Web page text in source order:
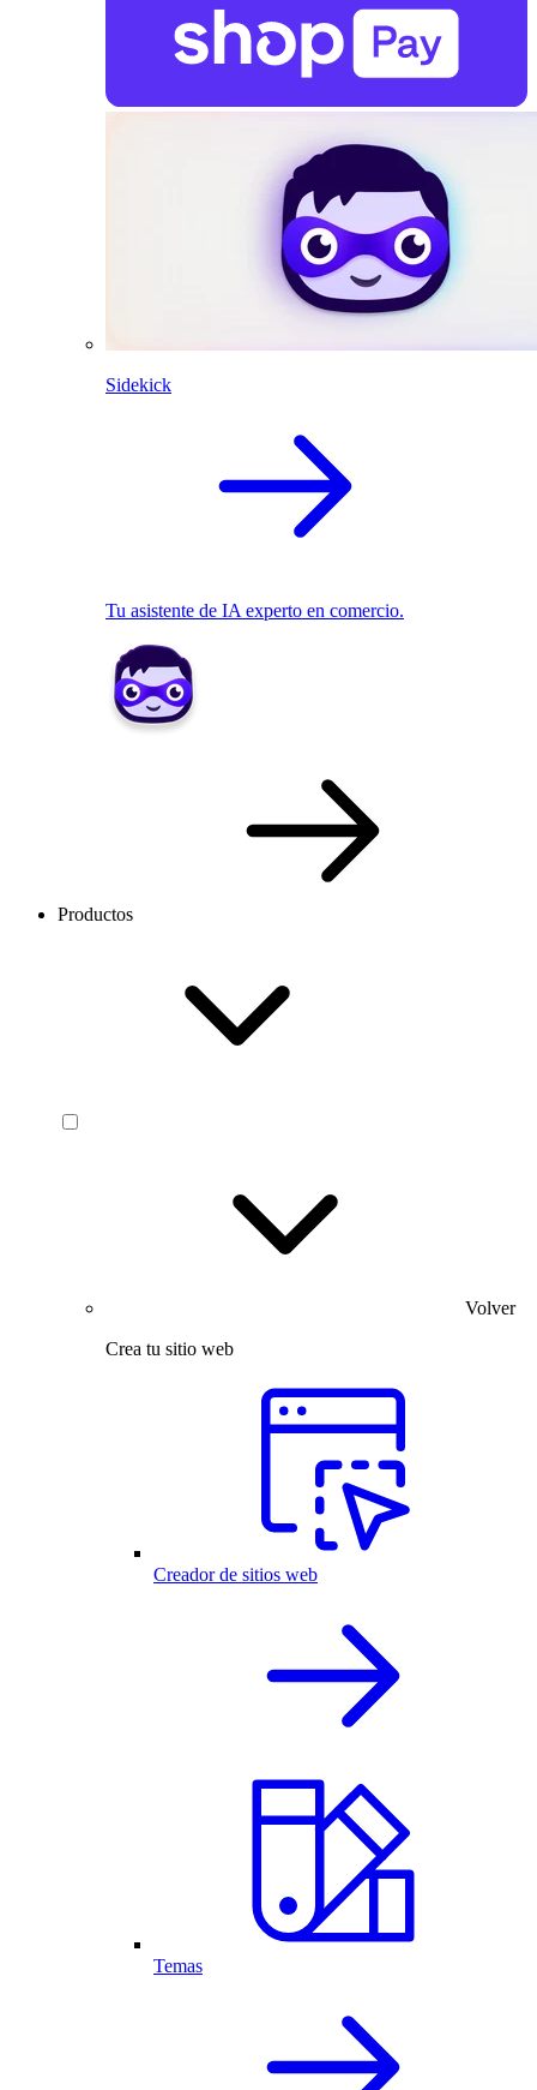
Sidekick
Tu asistente de IA experto en comercio.
Productos
Volver
Crea tu sitio web
Creador de sitios web
Temas